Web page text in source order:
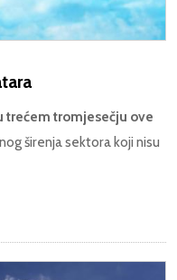
trećem tromjesečju ove
širenja sektora koji nisu